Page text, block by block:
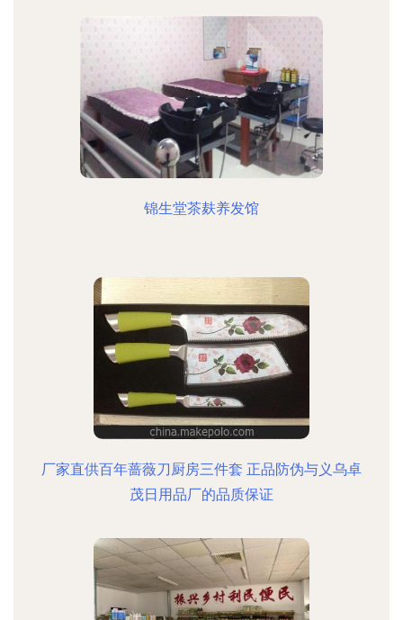
锦生堂茶麸养发馆
厂家直供百年蔷薇刀厨房三件套 正品防伪与义乌卓
茂日用品厂的品质保证